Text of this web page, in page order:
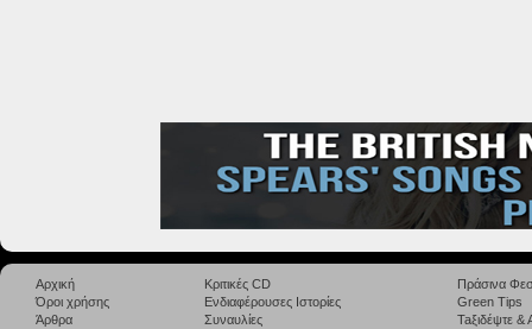
Αρχική
Όροι χρήσης
Άρθρα
Κριτικές CD
Ενδιαφέρουσες Ιστορίες
Συναυλίες
Πράσινα
Green Tips
Taξιδέψτε